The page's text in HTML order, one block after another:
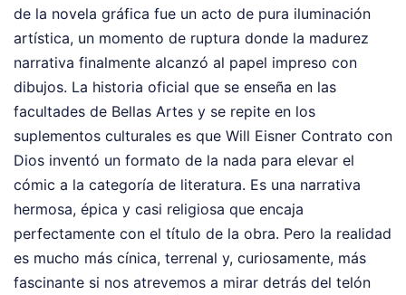
de la novela gráfica fue un acto de pura iluminación
artística, un momento de ruptura donde la madurez
narrativa finalmente alcanzó al papel impreso con
dibujos. La historia oficial que se enseña en las
facultades de Bellas Artes y se repite en los
suplementos culturales es que Will Eisner Contrato con
Dios inventó un formato de la nada para elevar el
cómic a la categoría de literatura. Es una narrativa
hermosa, épica y casi religiosa que encaja
perfectamente con el título de la obra. Pero la realidad
es mucho más cínica, terrenal y, curiosamente, más
fascinante si nos atrevemos a mirar detrás del telón